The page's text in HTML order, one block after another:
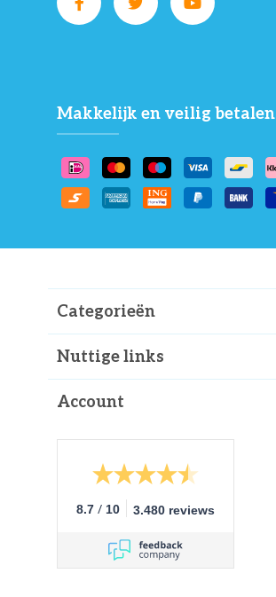
Makkelijk en veilig betalen
Categorieën
Nuttige links
Account
8.7 / 10 3.480 reviews